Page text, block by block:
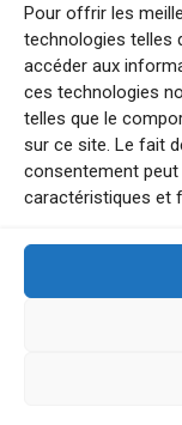
Pour offrir les
technologies telles
accéder aux
ces technologies
telles que le
sur ce site. Le fait
consentement
caractéristiques et
Le Mensuel en PDF :
Qui sommes-nous ?
BFM Top Sorties
EVENT
Tourisme week-end :
Explorez nos bonnes
Contact